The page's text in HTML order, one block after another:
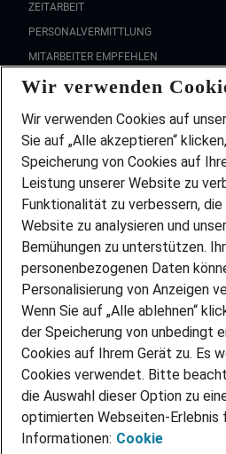
ZEITARBEIT
PERSONALVERMITTLUNG
MITARBEITER EMPFEHLEN
FAQ
Wir stellen ein!
DEINE BERUFSGRUPPE
DEINE LEBENSSITUATION
PARTNERSHIP WITH AIRBUS
INITIATIV BEWERBEN
ÜBER UNS
STANDORTE
BLOG
PRESSE
KONTAKT
@Adecco 2026
Wir verwenden
Wir verwenden Cookies auf
Sie auf „Alle akzeptieren“
Speicherung von Cookies auf
Leistung unserer Website zu
Funktionalität zu verbessern,
Website zu analysieren und
Bemühungen zu unterstützen.
personenbezogenen Daten
Personalisierung von Anzeigen
Wenn Sie auf „Alle ablehnen“
der Speicherung von unbedingt
Cookies auf Ihrem Gerät zu. Es
Cookies verwendet. Bitte
die Auswahl dieser Option zu
optimierten Webseiten-Erlebnis
Informationen: Cookie